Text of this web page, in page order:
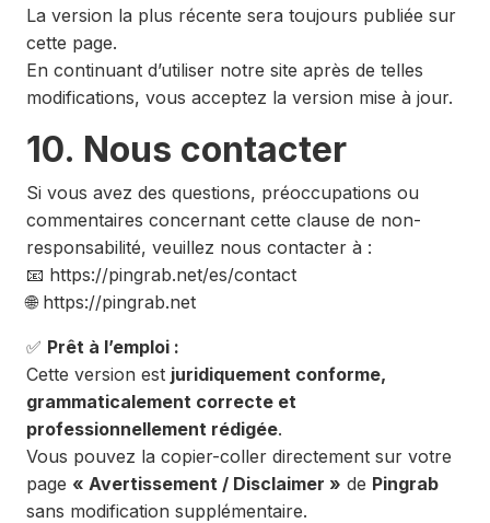
La version la plus récente sera toujours publiée sur
cette page.
En continuant d’utiliser notre site après de telles
modifications, vous acceptez la version mise à jour.
10. Nous contacter
Si vous avez des questions, préoccupations ou
commentaires concernant cette clause de non-
responsabilité, veuillez nous contacter à :
📧 https://pingrab.net/es/contact
🌐 https://pingrab.net
✅ Prêt à l’emploi :
Cette version est juridiquement conforme,
grammaticalement correcte et
professionnellement rédigée.
Vous pouvez la copier-coller directement sur votre
page « Avertissement / Disclaimer » de Pingrab
sans modification supplémentaire.